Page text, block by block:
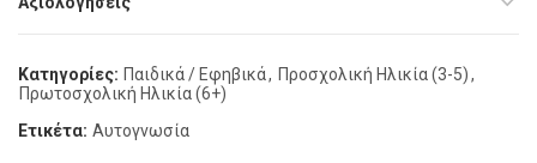
Κατηγορίες: Παιδικά / Εφηβικά, Προσχολική Ηλικία (3-5),
Πρωτοσχολική Ηλικία (6+)
Ετικέτα: Αυτογνωσία